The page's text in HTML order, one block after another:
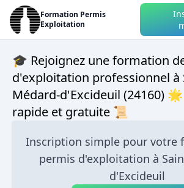
Formation Permis
Exploitation
🎓 Rejoignez une formation
d'exploitation professionnel à
Médard-d'Excideuil (24160)
rapide et gratuite 📜
Inscription simple pour votre
permis d'exploitation à
d'Excideuil